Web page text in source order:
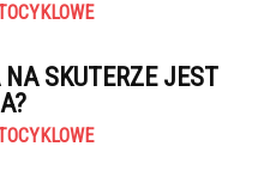
SKUTERZE JEST